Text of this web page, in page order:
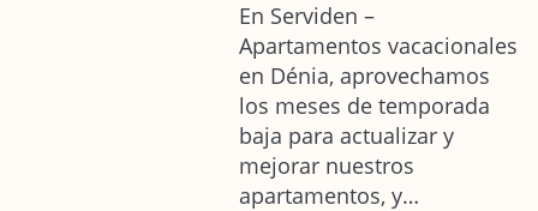
En Serviden –
Apartamentos vacacionales
en Dénia, aprovechamos
los meses de temporada
baja para actualizar y
mejorar nuestros
apartamentos, y…